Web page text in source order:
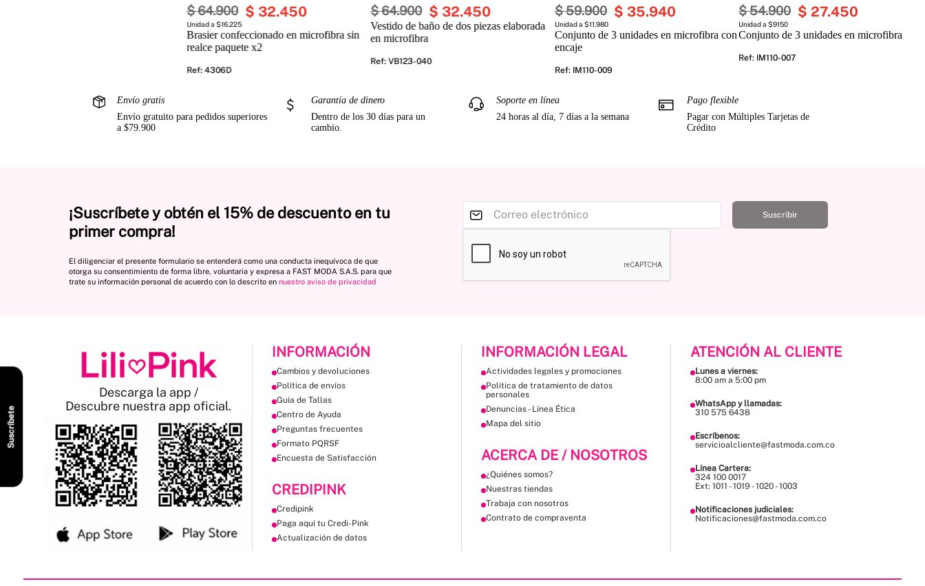
Suscríbete
$64.900 $ 32.450
Unidad a $16.225
Brasier confeccionado en microfibra sin
realce paquete x2
Ref:4306D
$64.900 $ 32.450
Vestido de baño de dos piezas elaborada
en microfibra
Ref:VB123-040
$59.900 $ 35.940
Unidad a $11.980
Conjunto de 3 unidades en microfibra con
encaje
Ref: IM110-009
$54.900 $ 27.450
Unidad a $9150
Conjunto de 3 unidades en microfibra
Ref: IM110-007
Envío gratis
Envío gratuito para pedidos superiores
a $79.900
Garantía de dinero
Dentro de los 30 días para un
cambio.
Soporte en línea
24 horas al día, 7 días a la semana
Pago flexible
Pagar con Múltiples Tarjetas de
Crédito
¡Suscríbete y obtén el 15% de descuento en tu
primer compra!
El diligenciar el presente formulario se entenderá como una conducta inequívoca de que
otorga su consentimiento de forma libre, voluntaria y expresa a FAST MODA S.A.S. para que
trate su información personal de acuerdo con lo descrito en nuestro aviso de privacidad
Suscribir
Descarga la app /
Descubre nuestra app oficial.
INFORMACIÓN
Cambios y devoluciones
Política de envíos
Guía de Tallas
Centro de Ayuda
Preguntas frecuentes
Formato PQRSF
Encuesta de Satisfacción
CREDIPINK
Credipink
Paga aquí tu Credi-Pink
Actualización de datos
INFORMACIÓN LEGAL
Actividades legales y promociones
Política de tratamiento de datos
personales
Denuncias - Línea Ética
Mapa del sitio
ACERCA DE / NOSOTROS
¿Quiénes somos?
Nuestras tiendas
Trabaja con nosotros
Contrato de compraventa
ATENCIÓN AL CLIENTE
Lunes a viernes:
8:00 am a 5:00 pm
WhatsApp y llamadas:
310 575 6438
Escríbenos:
servicioalcliente@fastmoda.com.co
Línea Cartera:
324 100 0017
Ext: 1011 - 1019 - 1020 - 1003
Notificaciones judiciales:
Notificaciones@fastmoda.com.co